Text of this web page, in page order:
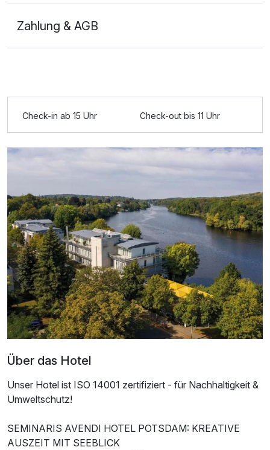
p.P. ab180,00 €
Doppelzimmer Deluxe Plus
2 Erwachsene und 1 Kind
Ausstattung
Für 3 Tage p.P. ab220,00 €
2 Erwachsene
Zahlung & AGB
Check-in ab 15 Uhr Check-out bis 11 Uhr
Über das Hotel
Unser Hotel ist ISO 14001 zertifiziert - für Nachhaltigkeit &
Umweltschutz!
SEMINARIS AVENDI HOTEL POTSDAM: KREATIVE
AUSZEIT MIT SEEBLICK